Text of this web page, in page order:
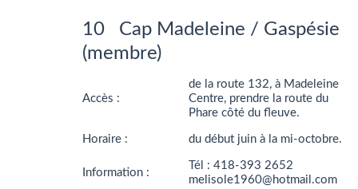
10 Cap Madeleine / Gaspésie
(membre)
Accès :
de la route 132, à Madeleine
Centre, prendre la route du
Phare côté du fleuve.
Horaire : du début juin à la mi-octobre.
Information :
Tél : 418-393 2652
melisole1960@hotmail.com